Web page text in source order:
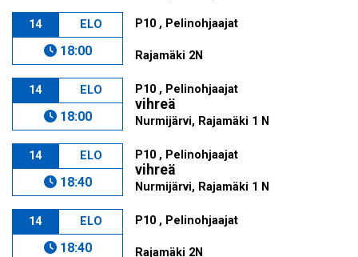
14 ELO
18:00
P10 , Pelinohjaajat
Rajamäki 2N
14 ELO
18:00
P10 , Pelinohjaajat
vihreä
Nurmijärvi, Rajamäki 1 N
14 ELO
18:40
P10 , Pelinohjaajat
vihreä
Nurmijärvi, Rajamäki 1 N
14 ELO
18:40
P10 , Pelinohjaajat
Rajamäki 2N